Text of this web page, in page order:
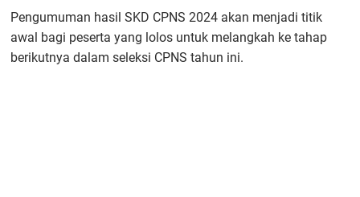
Pengumuman hasil SKD CPNS 2024 akan menjadi titik
awal bagi peserta yang lolos untuk melangkah ke tahap
berikutnya dalam seleksi CPNS tahun ini.